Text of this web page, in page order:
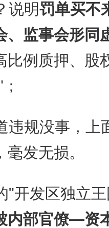
说明罚单买不
、监事会形同
比例质押、股
违规没事，上
发无损。
"开发区独立
内部官僚—资